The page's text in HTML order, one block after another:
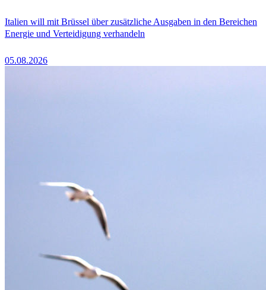
Italien will mit Brüssel über zusätzliche Ausgaben in den Bereichen
Energie und Verteidigung verhandeln
05.08.2026